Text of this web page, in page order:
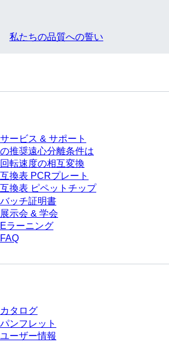
私たちの品質への誓い
サービス & サポート
の推奨遠心分離条件は
回転速度の相互変換
互換表 PCRプレート
互換表 ピペットチップ
バッチ証明書
展示会 & 学会
Eラーニング
FAQ
カタログ
パンフレット
ユーザー情報